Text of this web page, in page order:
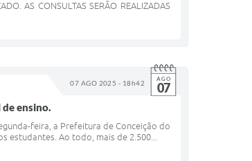
AS CONSULTAS SERÃO REALIZADAS
07 AGO 2025 - 18h42 AGO
07
ensino.
feira, a Prefeitura de Conceição do
Ao todo, mais de 2.500...